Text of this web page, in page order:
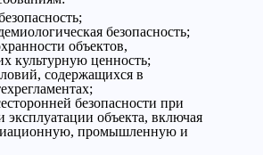
безопасность;
объектов,
культурную ценность;
содержащихся в
безопасности при
эксплуатации объекта, включая
промышленную и